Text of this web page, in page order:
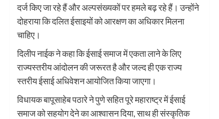
दर्ज किए जा रहे हैं और अल्पसंख्यकों पर हमले बढ़ रहे हैं। उन्होंने
दोहराया कि दलित ईसाइयों को आरक्षण का अधिकार मिलना
चाहिए।
दिलीप नाईक ने कहा कि ईसाई समाज में एकता लाने के लिए
राज्यस्तरीय आंदोलन की जरूरत है और जल्द ही एक राज्य
स्तरीय ईसाई अधिवेशन आयोजित किया जाएगा।
विधायक बापूसाहेब पठारे ने पुणे सहित पूरे महाराष्ट्र में ईसाई
समाज को सहयोग देने का आश्वासन दिया, साथ ही संस्कृतिक